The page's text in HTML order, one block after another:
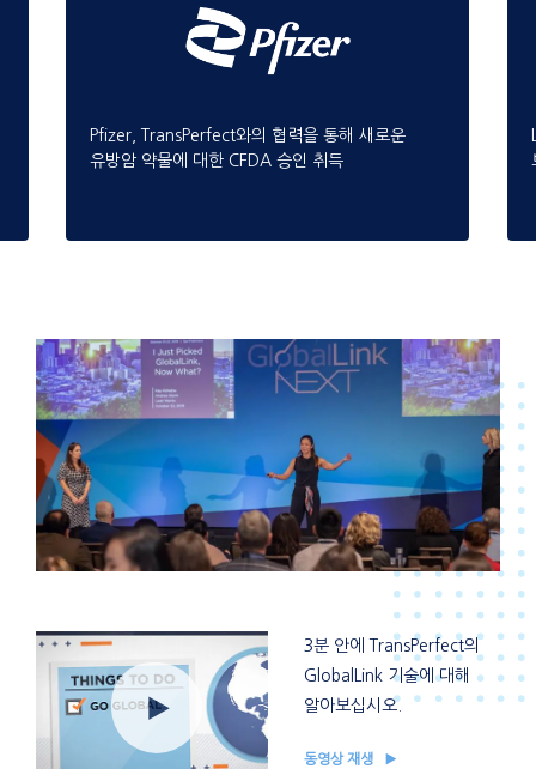
Pfizer, TransPerfect와의 협력을 통해 새로운
유방암 약물에 대한 CFDA 승인 취득
3분 안에 TransPerfect의
GlobalLink 기술에 대해
알아보십시오.
동영상 재생